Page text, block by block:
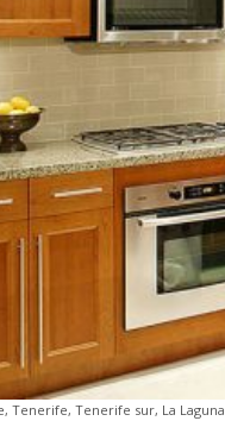
Tenerife, Tenerife sur, La